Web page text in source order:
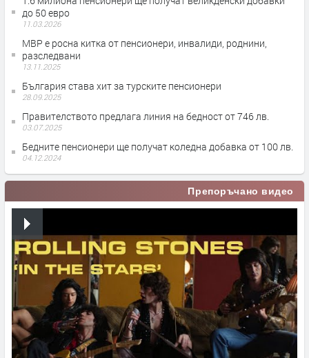
до 50 евро
11.03.2026
МВР e росна китка от пенсионери, инвалиди, роднини,
разследвани
13.11.2025
България става хит за турските пенсионери
28.09.2025
Правителството предлага линия на бедност от 746 лв.
03.07.2025
Бедните пенсионери ще получат коледна добавка от 100 лв.
04.12.2024
Препоръчано видео